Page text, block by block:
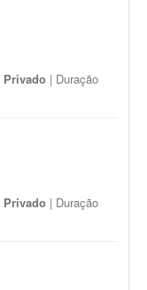
Privado | Duração
Privado | Duração